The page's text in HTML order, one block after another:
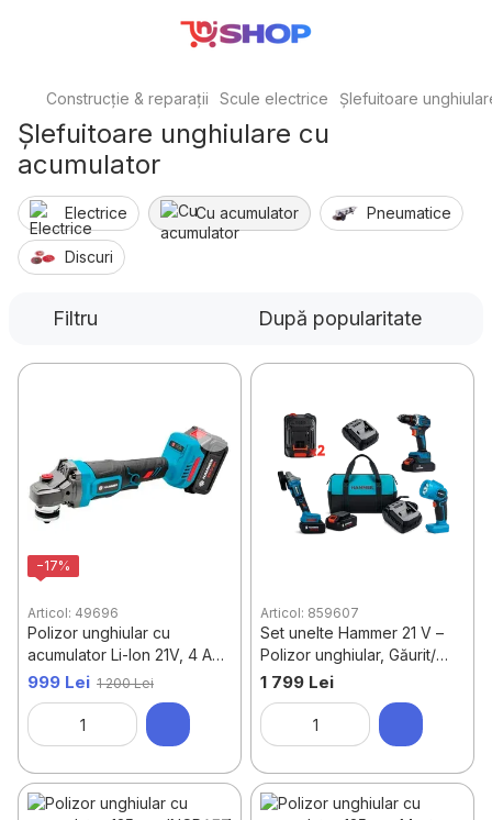
Construcție & reparații Scule electrice Șlefuitoare
Șlefuitoare unghiulare cu
acumulator
Electrice Cu acumulator Pneumatice
Discuri
Filtru După popularitate
−17%
Articol: 49696
Polizor unghiular cu
acumulator Li-Ion 21V, 4 Ah,
125 mm – Hammer
999 Lei 1 200 Lei
Articol: 859607
Set unelte Hammer 21 V –
Polizor unghiular, Găurit/
Înșurubat, Lanternă, 2
acumulatori
1 799 Lei